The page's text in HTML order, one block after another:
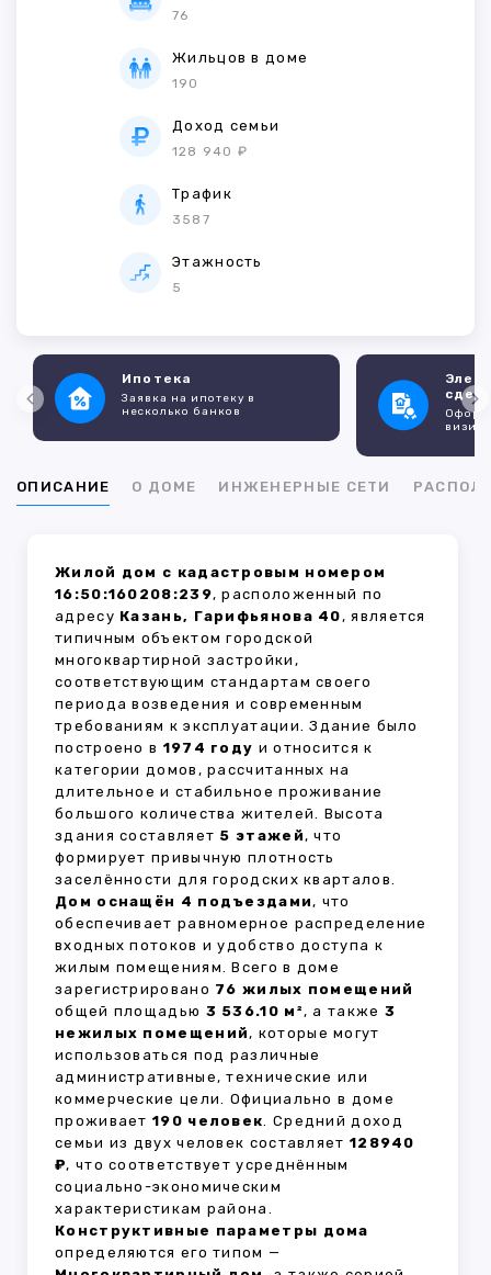
76
Жильцов в доме
190
Доход семьи
128 940 ₽
Трафик
3587
Этажность
5
Ипотека
Заявка на ипотеку в
несколько банков
ОПИСАНИЕ О ДОМЕ ИНЖЕНЕРНЫЕ СЕТИ
Жилой дом с кадастровым номером
16:50:160208:239, расположенный по
адресу Казань, Гарифьянова 40, является
типичным объектом городской
многоквартирной застройки,
соответствующим стандартам своего
периода возведения и современным
требованиям к эксплуатации. Здание было
построено в 1974 году и относится к
категории домов, рассчитанных на
длительное и стабильное проживание
большого количества жителей. Высота
здания составляет 5 этажей, что
формирует привычную плотность
заселённости для городских кварталов.
Дом оснащён 4 подъездами, что
обеспечивает равномерное распределение
входных потоков и удобство доступа к
жилым помещениям. Всего в доме
зарегистрировано 76 жилых помещений
общей площадью 3 536.10 м², а также 3
нежилых помещений, которые могут
использоваться под различные
административные, технические или
коммерческие цели. Официально в доме
проживает 190 человек. Средний доход
семьи из двух человек составляет 128940
₽, что соответствует усреднённым
социально-экономическим
характеристикам района.
Конструктивные параметры дома
определяются его типом —